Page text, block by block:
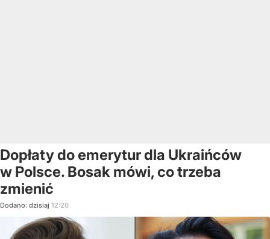
Dopłaty do emerytur dla Ukraińców
w Polsce. Bosak mówi, co trzeba
zmienić
Dodano: dzisiaj 12:20